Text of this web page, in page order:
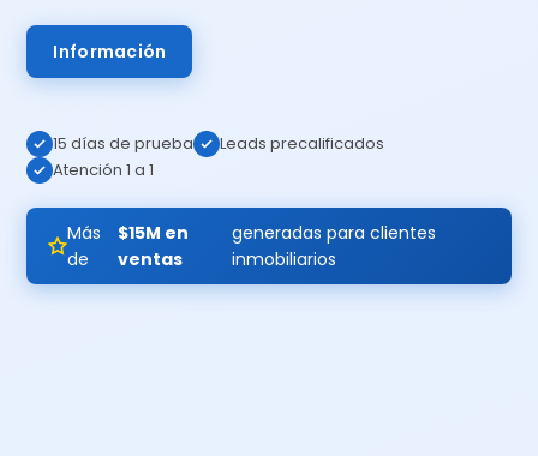
Información
15 días de prueba
Leads precalificados
Atención 1 a 1
Más
de
$15M en
ventas
generadas para clientes
inmobiliarios